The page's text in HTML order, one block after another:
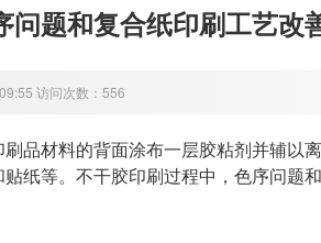
问题和复合纸印刷工艺改
访问次数：556
品材料的背面涂布一层胶粘剂并辅以
纸等。不干胶印刷过程中，色序问题